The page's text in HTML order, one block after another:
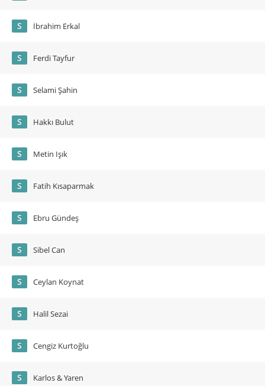
S İbrahim Erkal
S Ferdi Tayfur
S Selami Şahin
S Hakkı Bulut
S Metin Işık
S Fatih Kısaparmak
S Ebru Gündeş
S Sibel Can
S Ceylan Koynat
S Halil Sezai
S Cengiz Kurtoğlu
S Karlos & Yaren